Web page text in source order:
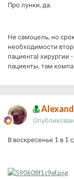
Про лунки, да.
Не самоцель, но
необходимости
пациента)
пациенты, там
В воскресенье 1 в 1